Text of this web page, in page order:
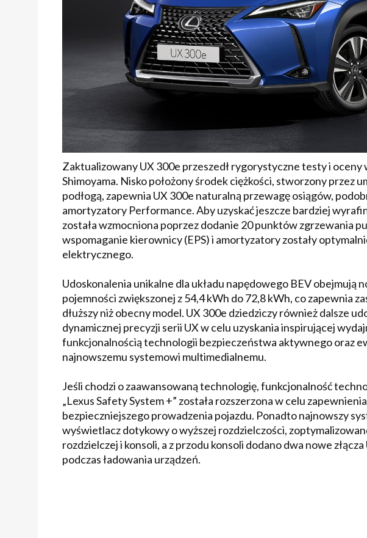
Zaktualizowany UX 300e przeszedł rygorystyczne testy i
Shimoyama. Nisko położony środek ciężkości, stworzony przez
podłogą, zapewnia UX 300e naturalną przewagę osiągów,
amortyzatory Performance. Aby uzyskać jeszcze bardziej
została wzmocniona poprzez dodanie 20 punktów zgrzewania
wspomaganie kierownicy (EPS) i amortyzatory zostały
elektrycznego.
Udoskonalenia unikalne dla układu napędowego BEV obejmują
pojemności zwiększonej z 54,4 kWh do 72,8 kWh, co zapewnia
dłuższy niż obecny model. UX 300e dziedziczy również dalsze
dynamicznej precyzji serii UX w celu uzyskania inspirującej
funkcjonalnością technologii bezpieczeństwa aktywnego oraz
najnowszemu systemowi multimedialnemu.
Jeśli chodzi o zaawansowaną technologię, funkcjonalność
„Lexus Safety System +” została rozszerzona w celu
bezpieczniejszego prowadzenia pojazdu. Ponadto najnowszy
wyświetlacz dotykowy o wyższej rozdzielczości,
rozdzielczej i konsoli, a z przodu konsoli dodano dwa nowe
podczas ładowania urządzeń.